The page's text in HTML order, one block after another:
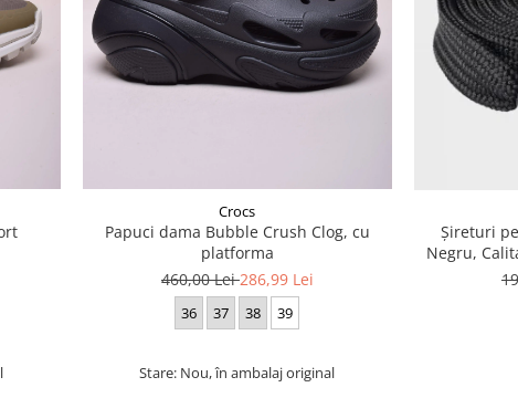
Crocs
Papuci dama Bubble Crush Clog, cu
platforma
460,00 Lei286,99 Lei
36 37 38 39
Stare: Nou, în ambalaj original
Șireturi
Negru,